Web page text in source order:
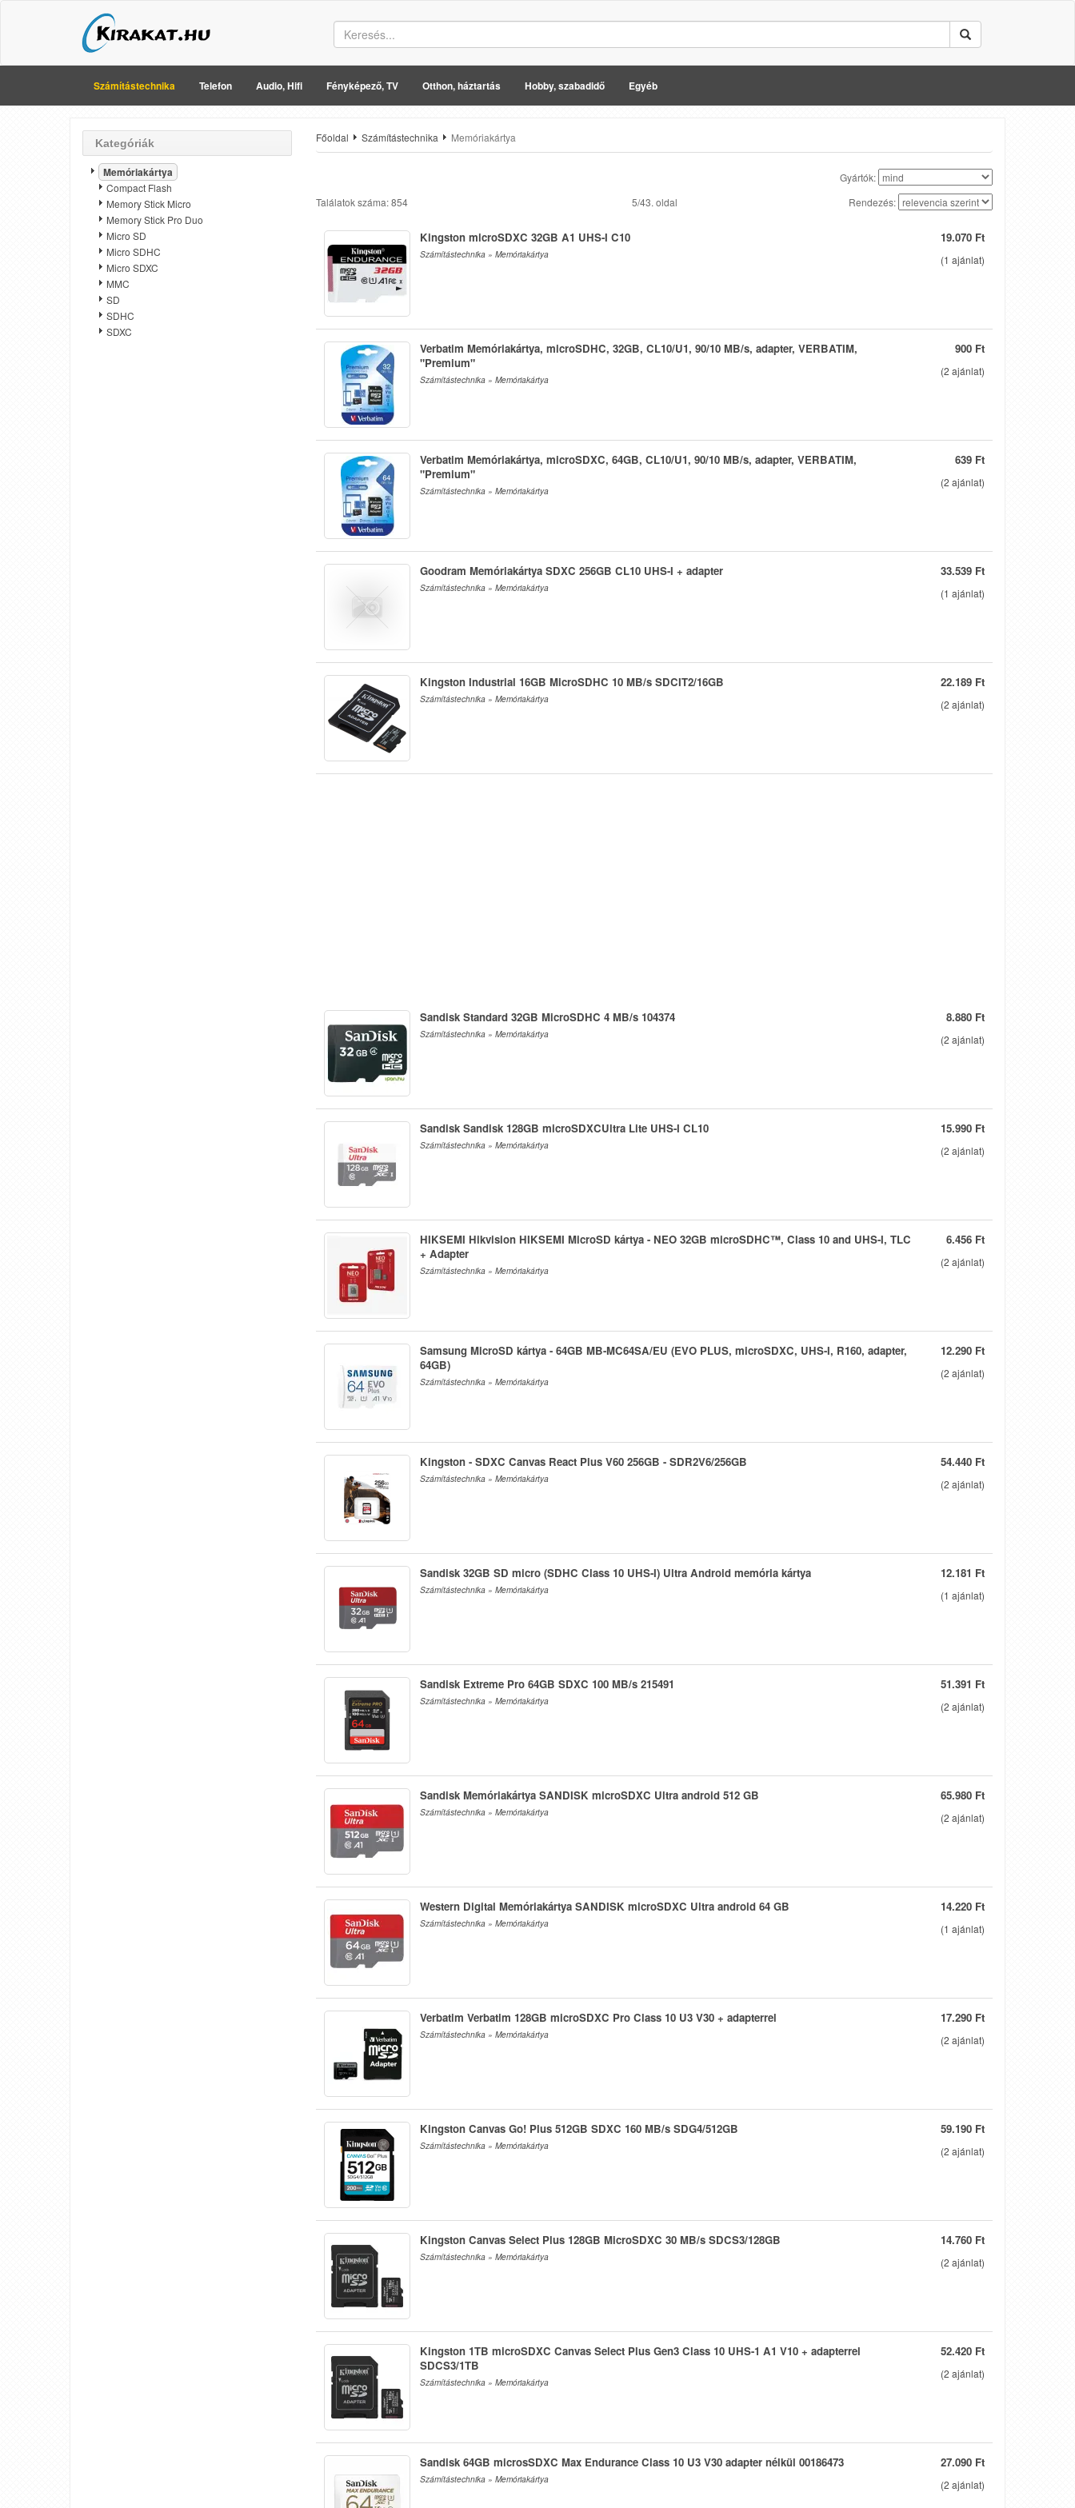
Számítástechnika Telefon Audio, Hifi Fényképező, TV Otthon, háztartás Hobby, szabadidő Egyéb
Kategóriák
Memóriakártya
Compact Flash
Memory Stick Micro
Memory Stick Pro Duo
Micro SD
Micro SDHC
Micro SDXC
MMC
SD
SDHC
SDXC
Főoldal Számítástechnika Memóriakártya
Gyártók:
Találatok száma: 854
5/43. oldal Rendezés:
19.070 Ft
(1 ajánlat)
Kingston microSDXC 32GB A1 UHS-I C10
Számítástechnika » Memóriakártya
900 Ft
(2 ajánlat)
Verbatim Memóriakártya, microSDHC, 32GB, CL10/U1, 90/10 MB/s, adapter, VERBATIM,
"Premium"
Számítástechnika » Memóriakártya
639 Ft
(2 ajánlat)
Verbatim Memóriakártya, microSDXC, 64GB, CL10/U1, 90/10 MB/s, adapter, VERBATIM,
"Premium"
Számítástechnika » Memóriakártya
33.539 Ft
(1 ajánlat)
Goodram Memóriakártya SDXC 256GB CL10 UHS-I + adapter
Számítástechnika » Memóriakártya
22.189 Ft
(2 ajánlat)
Kingston Industrial 16GB MicroSDHC 10 MB/s SDCIT2/16GB
Számítástechnika » Memóriakártya
8.880 Ft
(2 ajánlat)
Sandisk Standard 32GB MicroSDHC 4 MB/s 104374
Számítástechnika » Memóriakártya
15.990 Ft
(2 ajánlat)
Sandisk Sandisk 128GB microSDXCUltra Lite UHS-I CL10
Számítástechnika » Memóriakártya
6.456 Ft
(2 ajánlat)
HIKSEMI Hikvision HIKSEMI MicroSD kártya - NEO 32GB microSDHC™, Class 10 and UHS-I, TLC
+ Adapter
Számítástechnika » Memóriakártya
12.290 Ft
(2 ajánlat)
Samsung MicroSD kártya - 64GB MB-MC64SA/EU (EVO PLUS, microSDXC, UHS-I, R160, adapter,
64GB)
Számítástechnika » Memóriakártya
54.440 Ft
(2 ajánlat)
Kingston - SDXC Canvas React Plus V60 256GB - SDR2V6/256GB
Számítástechnika » Memóriakártya
12.181 Ft
(1 ajánlat)
Sandisk 32GB SD micro (SDHC Class 10 UHS-I) Ultra Android memória kártya
Számítástechnika » Memóriakártya
51.391 Ft
(2 ajánlat)
Sandisk Extreme Pro 64GB SDXC 100 MB/s 215491
Számítástechnika » Memóriakártya
65.980 Ft
(2 ajánlat)
Sandisk Memóriakártya SANDISK microSDXC Ultra android 512 GB
Számítástechnika » Memóriakártya
14.220 Ft
(1 ajánlat)
Western Digital Memóriakártya SANDISK microSDXC Ultra android 64 GB
Számítástechnika » Memóriakártya
17.290 Ft
(2 ajánlat)
Verbatim Verbatim 128GB microSDXC Pro Class 10 U3 V30 + adapterrel
Számítástechnika » Memóriakártya
59.190 Ft
(2 ajánlat)
Kingston Canvas Go! Plus 512GB SDXC 160 MB/s SDG4/512GB
Számítástechnika » Memóriakártya
14.760 Ft
(2 ajánlat)
Kingston Canvas Select Plus 128GB MicroSDXC 30 MB/s SDCS3/128GB
Számítástechnika » Memóriakártya
52.420 Ft
(2 ajánlat)
Kingston 1TB microSDXC Canvas Select Plus Gen3 Class 10 UHS-1 A1 V10 + adapterrel
SDCS3/1TB
Számítástechnika » Memóriakártya
27.090 Ft
(2 ajánlat)
Sandisk 64GB microsSDXC Max Endurance Class 10 U3 V30 adapter nélkül 00186473
Számítástechnika » Memóriakártya